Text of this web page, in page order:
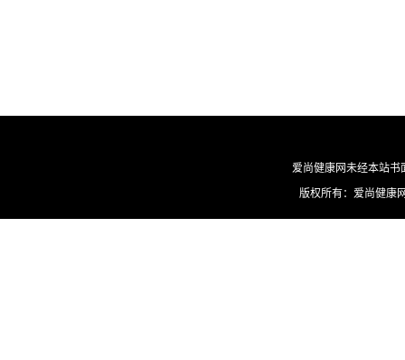
爱尚健康网未经本站书
版权所有：爱尚健康